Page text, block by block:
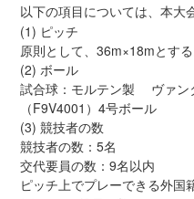
以下の項目については、本大
(1) ピッチ
原則として、36m×18mとする
(2) ボール
試合球：モルテン製 ヴァン
（F9V4001）4号ボール
(3) 競技者の数
競技者の数：5名
交代要員の数：9名以内
ピッチ上でプレーできる外国